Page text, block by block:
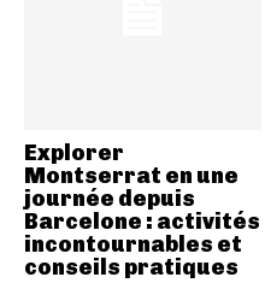
Explorer
Montserrat en une
journée depuis
Barcelone : activités
incontournables et
conseils pratiques